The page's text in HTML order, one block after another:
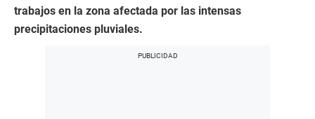
trabajos en la zona afectada por las intensas
precipitaciones pluviales.